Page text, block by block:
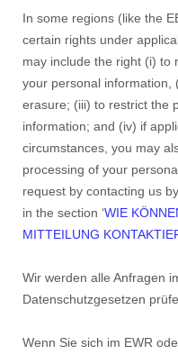
In some regions (like the
certain rights under
may include the right (i) to
your personal information,
erasure; (iii) to restrict the
information; and (iv) if
circumstances, you may
processing of your
request by contacting us
in the section ‘WIE
MITTEILUNG
Wir werden alle Anfragen
Datenschutzgesetzen
Wenn Sie sich im EWR